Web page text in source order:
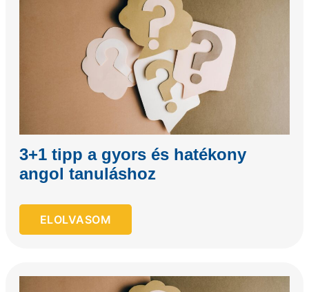
3+1 tipp a gyors és hatékony
angol tanuláshoz
ELOLVASOM